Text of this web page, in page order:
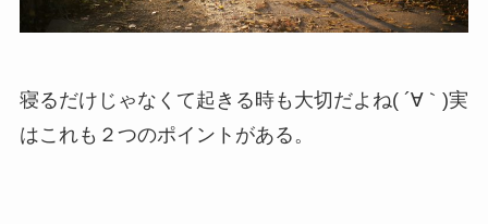
寝るだけじゃなくて起きる時も大切だよね( ´∀｀)実
はこれも２つのポイントがある。